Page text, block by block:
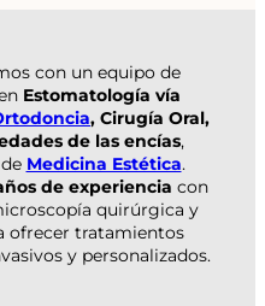
con un equipo de
Estomatología vía
, Cirugía Oral,
de las encías,
Medicina Estética.
de experiencia con
quirúrgica y
ofrecer tratamientos
y personalizados.